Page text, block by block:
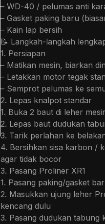
– WD-40 / pelumas anti
– Gasket paking baru
– Kain lap bersih
📝 Langkah-langkah
1. Persiapan
– Matikan mesin, biarkan
– Letakkan motor tegak
– Semprot pelumas ke
2. Lepas knalpot standar
1. Buka 2 baut di leher
2. Lepas baut dudukan
3. Tarik perlahan ke
4. Bersihkan sisa karbon /
agar tidak bocor
3. Pasang Proliner XR1
1. Pasang paking/gasket
2. Masukkan ujung leher
kencang dulu
3. Pasang dudukan tabung